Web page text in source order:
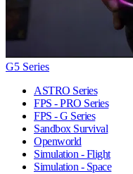
G5 Series
ASTRO Series
FPS - PRO Series
FPS - G Series
Sandbox Survival
Openworld
Simulation - Flight
Simulation - Space